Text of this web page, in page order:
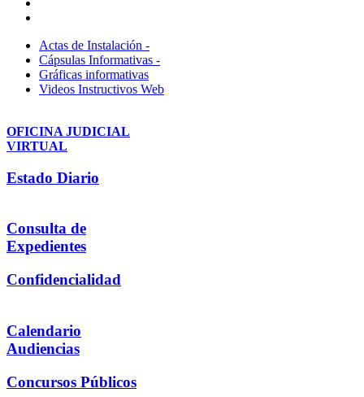
Actas de Instalación -
Cápsulas Informativas -
Gráficas informativas
Videos Instructivos Web
OFICINA JUDICIAL
VIRTUAL
Estado Diario
Consulta de
Expedientes
Confidencialidad
Calendario
Audiencias
Concursos Públicos